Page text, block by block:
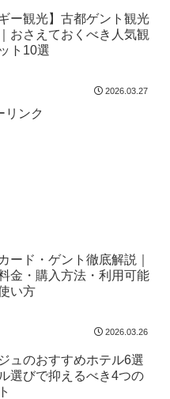
ギー観光】古都ゲント観光
おさえておくべき人気観
ト10選
2026.03.27
リンク
ード・ゲント徹底解説｜
金・購入方法・利用可能
い方
2026.03.26
ュのおすすめホテル6選
ル選びで抑えるべき4つの